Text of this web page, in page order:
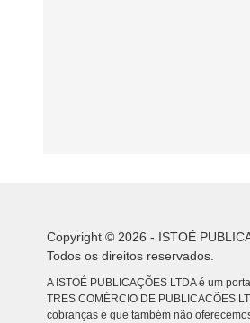
Copyright © 2026 - ISTOÉ
Todos os direitos reservados.
A ISTOÉ PUBLICAÇÕES LTDA é um
TRES COMÉRCIO DE PUBLICACÕES
cobranças e que também não